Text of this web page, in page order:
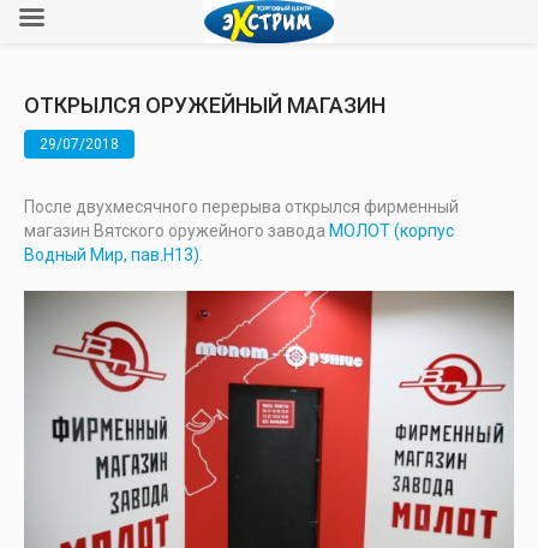
ОТКРЫЛСЯ ОРУЖЕЙНЫЙ МАГАЗИН
29/07/2018
После двухмесячного перерыва открылся фирменный
магазин Вятского оружейного завода МОЛОТ (корпус
Водный Мир, пав.Н13).